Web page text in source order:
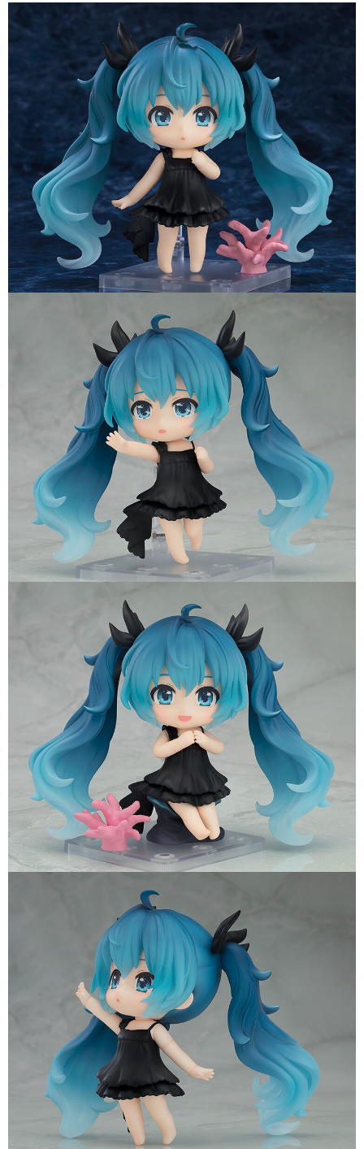
帳／街口支付／iPASS MONEY」等通路繳費。
【注意事項】
1.本服務係由「台灣大哥大股份有限公司」（以下簡稱本公司）所提供，讓
用戶於交易時，得透過本服務購買商品或服務，並由商店將買賣／分期付款
買賣價金債權讓與本公司後，依約使用本公司帳單繳交帳款。
2.基於同意付款使用「大哥付你分期」之契約關係目的，商店將以您的個人
資料（包含姓名、電話或地址）提供予台灣大哥大進項蒐集、處理及利用，
由本公司與您本人進行分期帳單所需資料之確認、核對及更正。
3.完整用戶服務條款，請詳閱以下連結：https://oppay.tw/userRule
預購-7-11取貨付款(舊)
每筆NT$90，滿NT$3,000(含以上)免運費
預購-付款後7-11取貨(舊)
每筆NT$90，滿NT$3,000(含以上)免運費
預購-宅配(舊)
每筆NT$120，滿NT$3,000(含以上)免運費
預購-宅配(離島)(舊)
每筆NT$160，滿NT$3,000(含以上)免運費
東海門市自取，需自備購物袋取貨唷。
免運費